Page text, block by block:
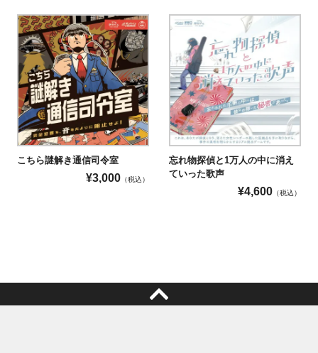
こちら謎解き通信司令室
¥3,000 （税込）
忘れ物探偵と1万人の中に消え
ていった歌声
¥4,600 （税込）